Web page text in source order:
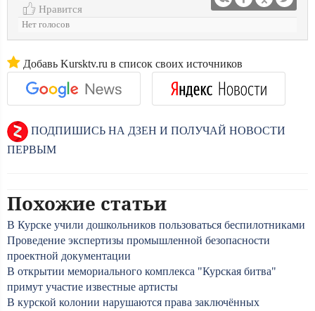
Нравится
Нет голосов
Добавь Kursktv.ru в список своих источников
ПОДПИШИСЬ НА ДЗЕН И ПОЛУЧАЙ НОВОСТИ
ПЕРВЫМ
Похожие статьи
В Курске учили дошкольников пользоваться беспилотниками
Проведение экспертизы промышленной безопасности
проектной документации
В открытии мемориального комплекса "Курская битва"
примут участие известные артисты
В курской колонии нарушаются права заключённых